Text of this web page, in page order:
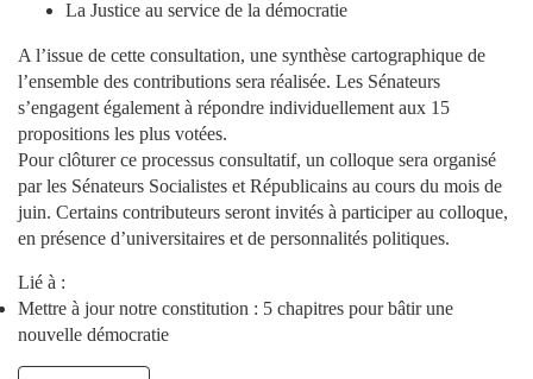
La Justice au service de la démocratie
A l’issue de cette consultation, une synthèse cartographique de
l’ensemble des contributions sera réalisée. Les Sénateurs
s’engagent également à répondre individuellement aux 15
propositions les plus votées.
Pour clôturer ce processus consultatif, un colloque sera organisé
par les Sénateurs Socialistes et Républicains au cours du mois de
juin. Certains contributeurs seront invités à participer au colloque,
en présence d’universitaires et de personnalités politiques.
Lié à :
Mettre à jour notre constitution : 5 chapitres pour bâtir une
nouvelle démocratie